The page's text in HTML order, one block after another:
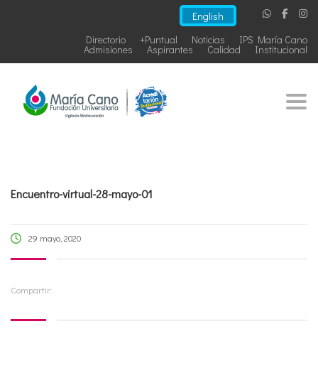
English
IPS María Cano
Noticias
+Puntual
Directorio
Institucional
Calidad
Aspirantes
Admisiones
Encuentro-virtual-28-mayo-01
29 mayo, 2020
Compartir: